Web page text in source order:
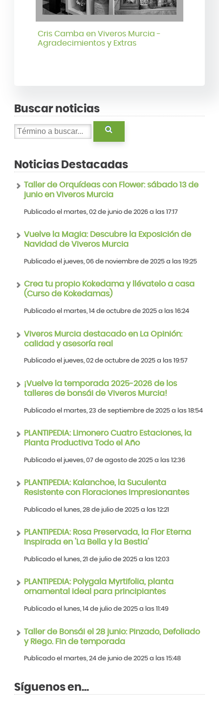
Cris Camba en Viveros Murcia -
Agradecimientos y Extras
Buscar noticias
Noticias Destacadas
Taller de Orquídeas con Flower: sábado 13 de
junio en Viveros Murcia
Publicado el martes, 02 de junio de 2026 a las 17:17
Vuelve la Magia: Descubre la Exposición de
Navidad de Viveros Murcia
Publicado el jueves, 06 de noviembre de 2025 a las 19:25
Crea tu propio Kokedama y llévatelo a casa
(Curso de Kokedamas)
Publicado el martes, 14 de octubre de 2025 a las 16:24
Viveros Murcia destacado en La Opinión:
calidad y asesoría real
Publicado el jueves, 02 de octubre de 2025 a las 19:57
¡Vuelve la temporada 2025-2026 de los
talleres de bonsái de Viveros Murcia!
Publicado el martes, 23 de septiembre de 2025 a las 18:54
PLANTIPEDIA: Limonero Cuatro Estaciones, la
Planta Productiva Todo el Año
Publicado el jueves, 07 de agosto de 2025 a las 12:36
PLANTIPEDIA: Kalanchoe, la Suculenta
Resistente con Floraciones Impresionantes
Publicado el lunes, 28 de julio de 2025 a las 12:21
PLANTIPEDIA: Rosa Preservada, la Flor Eterna
Inspirada en 'La Bella y la Bestia'
Publicado el lunes, 21 de julio de 2025 a las 12:03
PLANTIPEDIA: Polygala Myrtifolia, planta
ornamental ideal para principiantes
Publicado el lunes, 14 de julio de 2025 a las 11:49
Taller de Bonsái el 28 junio: Pinzado, Defoliado
y Riego. Fin de temporada
Publicado el martes, 24 de junio de 2025 a las 15:48
Síguenos en...